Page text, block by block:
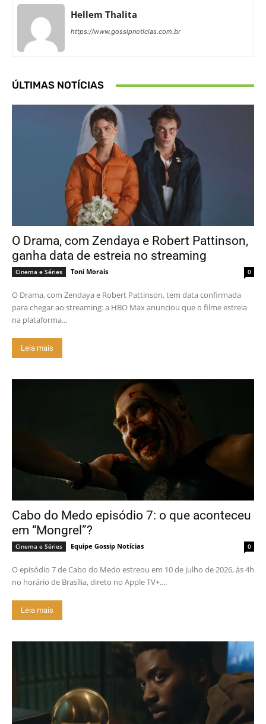
Hellem Thalita
https://www.gossipnoticias.com.br
ÚLTIMAS NOTÍCIAS
O Drama, com Zendaya e Robert Pattinson,
ganha data de estreia no streaming
Cinema e Séries Toni Morais 0
O Drama, com Zendaya e Robert Pattinson, tem data confirmada
para chegar ao streaming: a HBO Max anunciou que o filme estreia
na plataforma...
Leia mais
Cabo do Medo episódio 7: o que aconteceu
em “Mongrel”?
Cinema e Séries Equipe Gossip Notícias 0
O episódio 7 de Cabo do Medo estreou em 10 de julho de 2026, às 4h
no horário de Brasília, direto no Apple TV+....
Leia mais